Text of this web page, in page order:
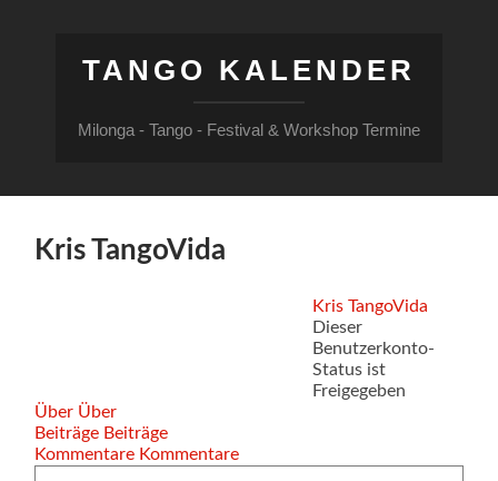
TANGO KALENDER
Milonga - Tango - Festival & Workshop Termine
Kris TangoVida
Kris TangoVida
Dieser
Benutzerkonto-
Status ist
Freigegeben
Über Über
Beiträge Beiträge
Kommentare Kommentare